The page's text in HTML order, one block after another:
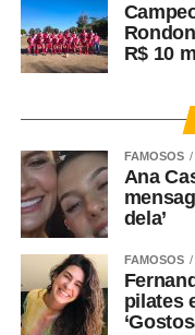
R$ 10
FAMOSOS
Ana
dela’
FAMOSOS
pilates